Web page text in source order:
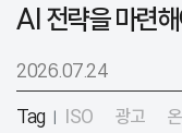
AI 전략을 마련
2026.07.24
Tag | ISO 광고